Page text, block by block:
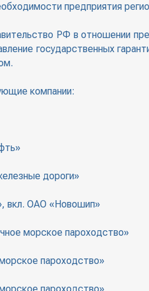
предприятия
РФ в отношении
государственных
компании:
дороги»
вкл. ОАО «Новошип»
морское пароходство»
пароходство»